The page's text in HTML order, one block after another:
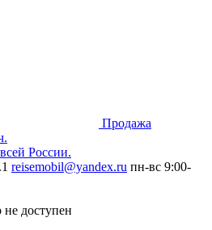
Продажа
России.
reisemobil@yandex.ru пн-вс 9:00-
не доступен